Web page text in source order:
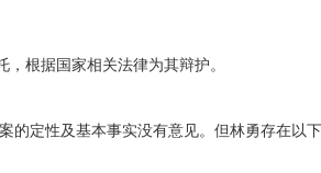
根据国家相关法律为其辩护。
定性及基本事实没有意见。但林勇存在以下